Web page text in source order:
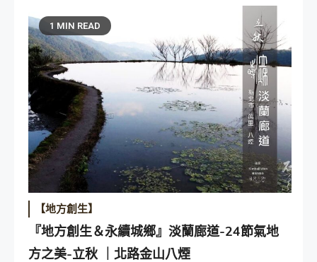
1 MIN READ
【地方創生】
『地方創生＆永續城鄉』淡蘭廊道-24節氣地
方之美-立秋 ｜北路金山八煙